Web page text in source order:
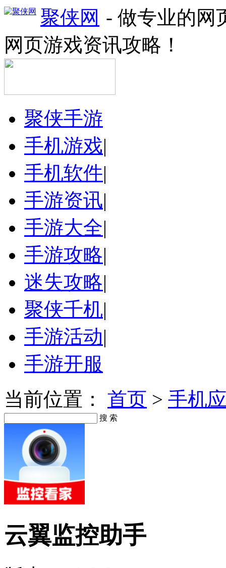
聚侠网 - 做专业的网
网页游戏资讯攻略！
聚侠手游
手机游戏|
手机软件|
手游资讯|
手游大全|
手游攻略|
迷失攻略|
聚侠千机|
手游活动|
手游开服
当前位置： 首页 > 手机
搜 索
云翼监控助手